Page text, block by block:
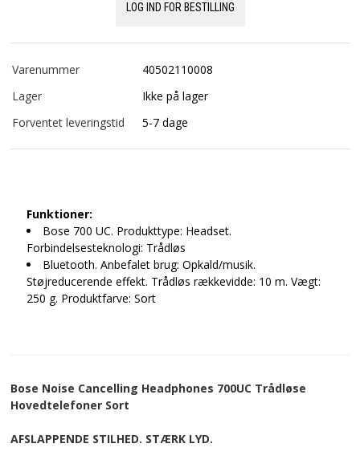
LOG IND FOR BESTILLING
Varenummer
40502110008
Lager
Ikke på lager
Forventet leveringstid
5-7 dage
Funktioner:
Bose 700 UC. Produkttype: Headset.
Forbindelsesteknologi: Trådløs
Bluetooth. Anbefalet brug: Opkald/musik.
Støjreducerende effekt. Trådløs rækkevidde: 10 m. Vægt:
250 g. Produktfarve: Sort
Bose Noise Cancelling Headphones 700UC Trådløse
Hovedtelefoner Sort
AFSLAPPENDE STILHED. STÆRK LYD.